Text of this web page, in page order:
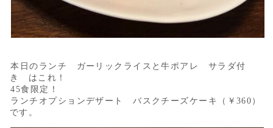
本日のランチ ガーリックライスと牛ポアレ サラダ付
き はこれ！
45食限定！
ランチオプションデザート バスクチーズケーキ（￥360）
です。